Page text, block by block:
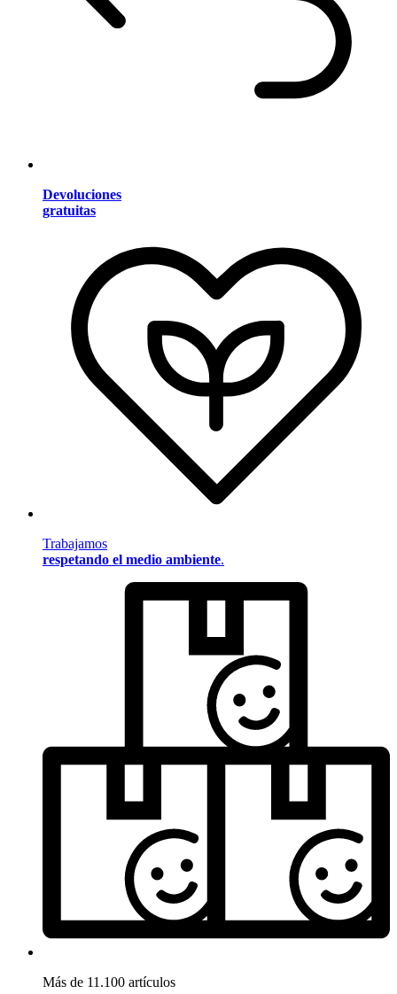
Devoluciones
gratuitas
Trabajamos
respetando el medio ambiente.
Más de 11.100 artículos